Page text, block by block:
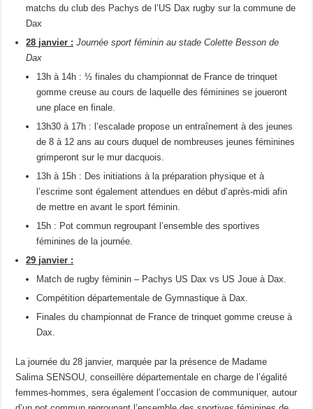
matchs du club des Pachys de l’US Dax rugby sur la commune de
Dax
28 janvier : Journée sport féminin au stade Colette Besson de
Dax
13h à 14h : ½ finales du championnat de France de trinquet
gomme creuse au cours de laquelle des féminines se joueront
une place en finale.
13h30 à 17h : l’escalade propose un entraînement à des jeunes
de 8 à 12 ans au cours duquel de nombreuses jeunes féminines
grimperont sur le mur dacquois.
13h à 15h : Des initiations à la préparation physique et à
l’escrime sont également attendues en début d’après-midi afin
de mettre en avant le sport féminin.
15h : Pot commun regroupant l’ensemble des sportives
féminines de la journée.
29 janvier :
Match de rugby féminin – Pachys US Dax vs US Joue à Dax.
Compétition départementale de Gymnastique à Dax.
Finales du championnat de France de trinquet gomme creuse à
Dax.
La journée du 28 janvier, marquée par la présence de Madame
Salima SENSOU, conseillère départementale en charge de l’égalité
femmes-hommes, sera également l’occasion de communiquer, autour